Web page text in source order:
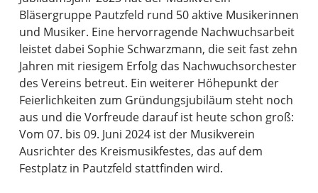
Bläsergruppe Pautzfeld rund 50 aktive Musikerinnen
und Musiker. Eine hervorragende Nachwuchsarbeit
leistet dabei Sophie Schwarzmann, die seit fast zehn
Jahren mit riesigem Erfolg das Nachwuchsorchester
des Vereins betreut. Ein weiterer Höhepunkt der
Feierlichkeiten zum Gründungsjubiläum steht noch
aus und die Vorfreude darauf ist heute schon groß:
Vom 07. bis 09. Juni 2024 ist der Musikverein
Ausrichter des Kreismusikfestes, das auf dem
Festplatz in Pautzfeld stattfinden wird.